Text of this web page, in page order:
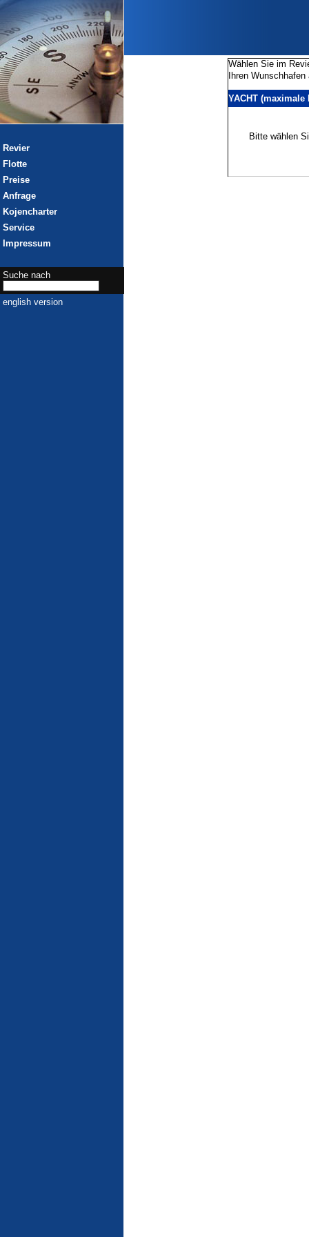
Revier
Flotte
Preise
Anfrage
Kojencharter
Service
Impressum
Suche nach
english version
Wählen Sie im
Ihren
YACHT (maximale
Bitte wählen